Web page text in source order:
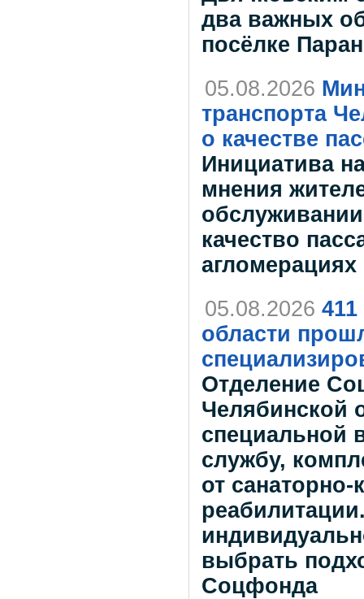
два важных
посёлке
05.08.2026
транспорта
о качестве
Инициатива
мнения
качество
агломерациях
05.08.2026
области
Отделение
Челябинской
специальной
службу,
от
выбрать
Соцфонда